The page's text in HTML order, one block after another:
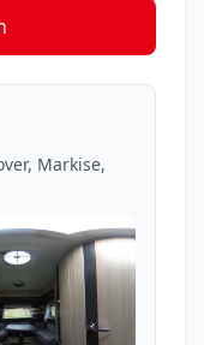
Markise,